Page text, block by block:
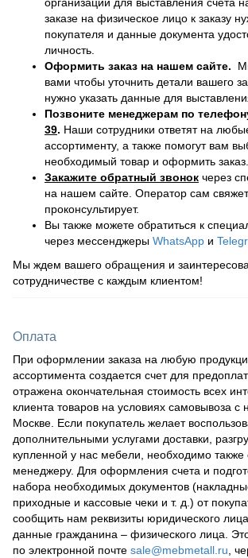
заказе на физическое лицо к заказу
покупателя и данные документа
личность.
Оформить заказ на нашем сайте.
вами чтобы уточнить детали вашего
нужно указать данные для
Позвоните менеджерам по
39. Наши сотрудники ответят на
ассортименту, а также помогут вам
необходимый товар и оформить заказ.
Закажите обратный звонок через
на нашем сайте. Оператор сам
проконсультирует.
Вы также можете обратиться к
через мессенджеры WhatsApp и
Мы ждем вашего обращения и
сотрудничестве с каждым клиентом!
Оплата
При оформлении заказа на любую
ассортимента создается счет для
отражена окончательная стоимость всех
клиента товаров на условиях самовывоза с
Москве. Если покупатель желает
дополнительными услугами доставки,
купленной у нас мебели, необходимо
менеджеру. Для оформления счета и
набора необходимых документов
приходные и кассовые чеки и т. д.) от
сообщить нам реквизиты юридического
данные гражданина – физического лица.
по электронной почте sale@mebmetall.ru ,